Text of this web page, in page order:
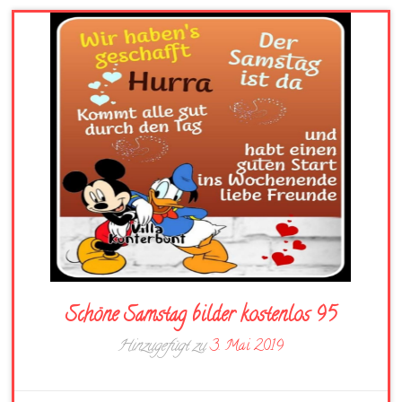
Schöne Samstag bilder kostenlos 95
Hinzugefügt zu3. Mai 2019